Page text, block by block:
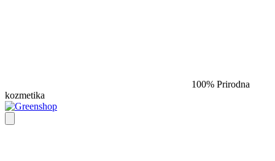
100% Prirodna
kozmetika​